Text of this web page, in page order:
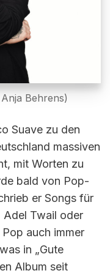
Behrens)
Suave zu den
massiven
mit Worten zu
bald von Pop-
er Songs für
Adel Twail oder
auch immer
in „Gute
Album seit